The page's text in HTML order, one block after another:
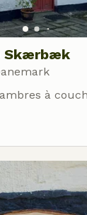
Skærbæk
à